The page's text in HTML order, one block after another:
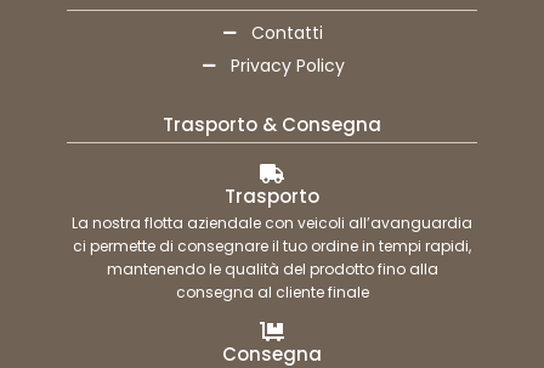
Contatti
Privacy Policy
Trasporto & Consegna
Trasporto
La nostra flotta aziendale con veicoli all’avanguardia
ci permette di consegnare il tuo ordine in tempi rapidi,
mantenendo le qualità del prodotto fino alla
consegna al cliente finale
Consegna